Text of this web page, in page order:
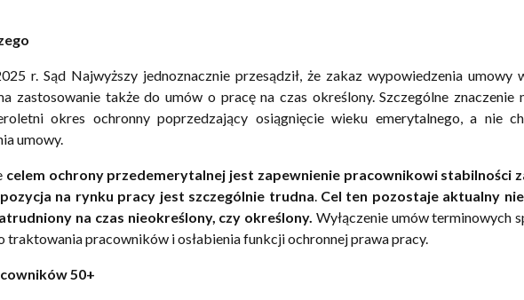
r. Sąd Najwyższy jednoznacznie przesądził, że zakaz wypowiedzenia umowy
zastosowanie także do umów o pracę na czas określony. Szczególne znaczenie
okres ochronny poprzedzający osiągnięcie wieku emerytalnego, a nie
umowy.
celem ochrony przedemerytalnej jest zapewnienie pracownikowi stabilności
na rynku pracy jest szczególnie trudna. Cel ten pozostaje aktualny
na czas nieokreślony, czy określony. Wyłączenie umów terminowych
traktowania pracowników i osłabienia funkcji ochronnej prawa pracy.
50+